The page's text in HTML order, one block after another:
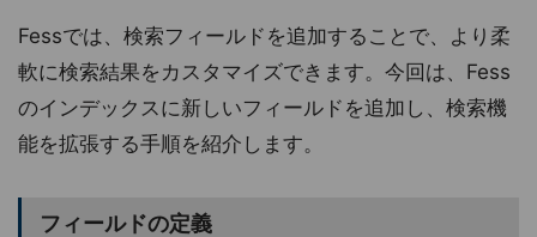
Fessでは、検索フィールドを追加することで、より柔
軟に検索結果をカスタマイズできます。今回は、Fess
のインデックスに新しいフィールドを追加し、検索機
能を拡張する手順を紹介します。
フィールドの定義